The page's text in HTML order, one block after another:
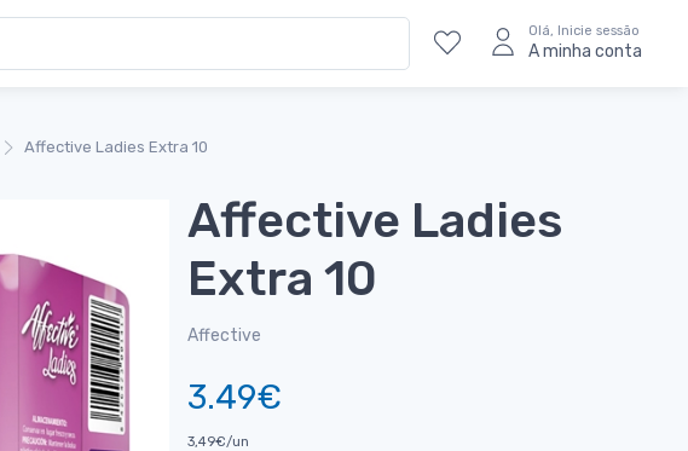
Olá, Inicie sessão
A minha conta
Affective Ladies Extra 10
Affective Ladies
Extra 10
Affective
3.49€
3,49€/un